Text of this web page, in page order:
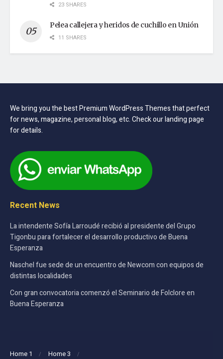
23 SHARES
Pelea callejera y heridos de cuchillo en Unión
11 SHARES
We bring you the best Premium WordPress Themes that perfect
for news, magazine, personal blog, etc. Check our landing page
for details.
Recent News
La intendente Sofía Larroudé recibió al presidente del Grupo
Tigonbu para fortalecer el desarrollo productivo de Buena
Esperanza
Naschel fue sede de un encuentro de Newcom con equipos de
distintas localidades
Con gran convocatoria comenzó el Seminario de Folclore en
Buena Esperanza
Home 1 Home 3